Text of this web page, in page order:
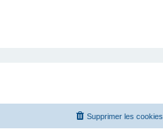
Supprimer les cookies